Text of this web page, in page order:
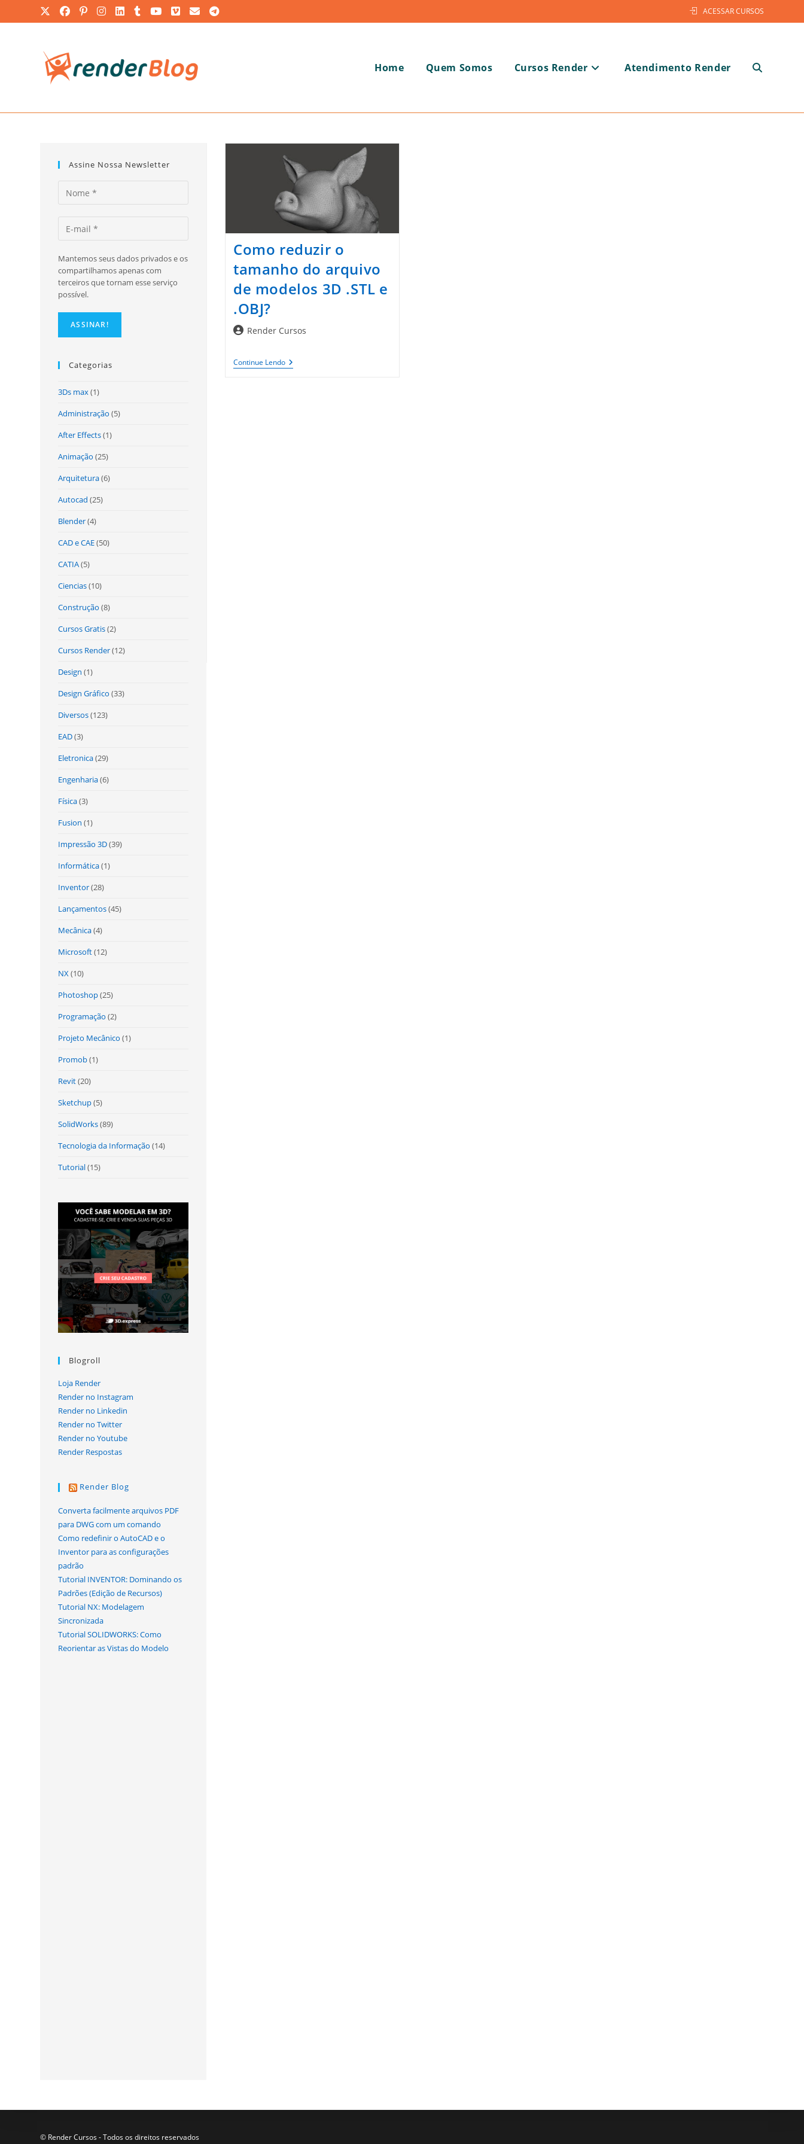
para
ACESSAR CURSOS
Home Quem Somos Cursos Render Atendimento Render Alternar
Como reduzir o
tamanho do arquivo
de modelos 3D .STL e
.OBJ?
AutorRender Cursos
Continue LendoComo
Reduzir
Assine Nossa Newsletter
Mantemos seus dados privados e os
compartilhamos apenas com
terceiros que tornam esse serviço
possível.
Categorias
3Ds max(1)
Administração (5)
After Effects(1)
Animação (25)
Arquitetura(6)
Autocad (25)
Blender(4)
CAD e CAE(50)
CATIA(5)
Ciencias(10)
Construção (8)
Cursos Gratis(2)
Cursos Render(12)
Design (1)
Design Gráfico (33)
Diversos(123)
EAD(3)
Eletronica(29)
Engenharia(6)
Física(3)
Fusion (1)
Impressão 3D(39)
Informática(1)
Inventor(28)
Lançamentos(45)
Mecânica(4)
Microsoft(12)
NX(10)
Photoshop(25)
Programação (2)
Projeto Mecânico (1)
Promob(1)
Revit(20)
Sketchup(5)
SolidWorks(89)
Tecnologia da Informação (14)
Tutorial(15)
Blogroll
Loja Render
Render no Instagram
Render no Linkedin
Render no Twitter
Render no Youtube
Render Respostas
Render Blog
Converta facilmente arquivos PDF
para DWG com um comando
Como redefinir o AutoCAD e o
Inventor para as configurações
padrão
Tutorial INVENTOR: Dominando os
Padrões (Edição de Recursos)
Tutorial NX: Modelagem
Sincronizada
Tutorial SOLIDWORKS: Como
Reorientar as Vistas do Modelo
© Render Cursos - Todos os direitos reservados